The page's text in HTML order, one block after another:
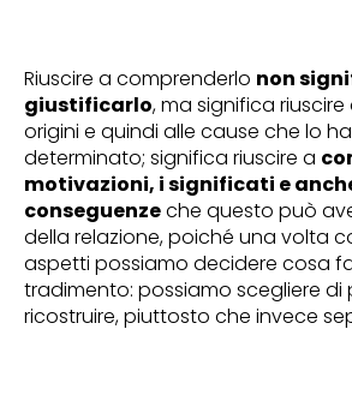
Riuscire a comprenderlo non
giustificarlo, ma significa
origini e quindi alle cause che lo
determinato; significa riuscire a
motivazioni, i significati e
conseguenzeche questo può
della relazione, poiché una volta
aspetti possiamo decidere cosa
tradimento: possiamo scegliere di
ricostruire, piuttosto che invece